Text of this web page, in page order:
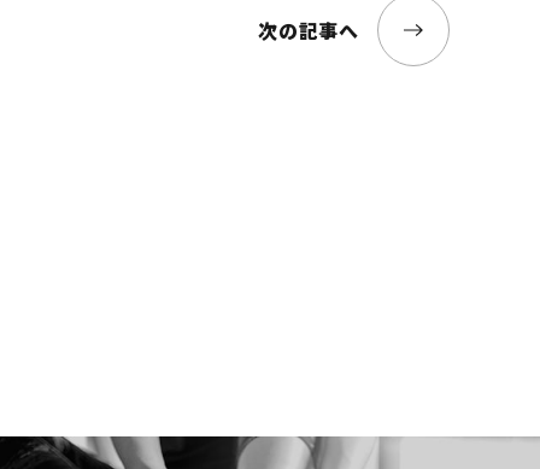
次の記事へ